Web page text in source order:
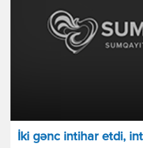
İki gənc intihar etdi,